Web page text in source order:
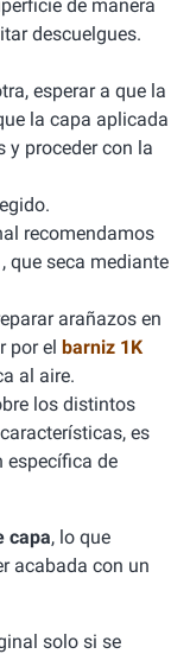
de manera
descuelgues.
esperar a que la
la capa aplicada
y proceder con la
recomendamos
, que seca mediante
arañazos en
por el barniz 1K
al aire.
los distintos
es
específica de
capa, lo que
acabada con un
solo si se